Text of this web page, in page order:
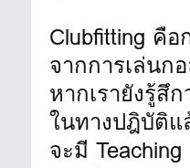
Clubfitting คื
จากการเล่นก
หากเรายังรู้สึ
ในทางปฎิบัติแ
จะมี